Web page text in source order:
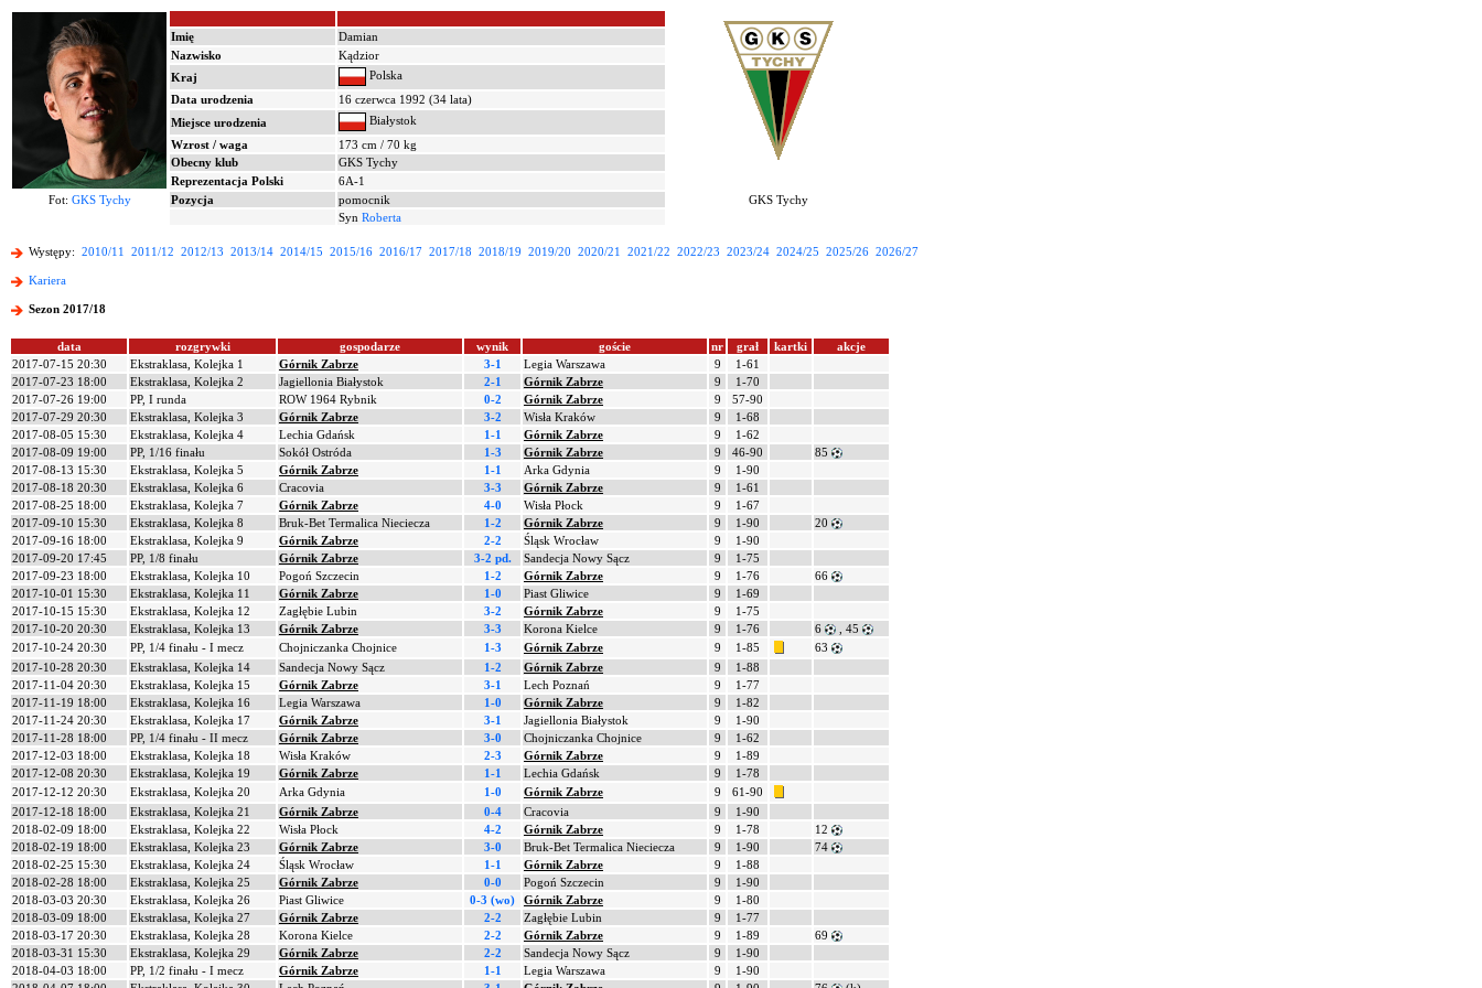
Imię
Damian
Nazwisko
Kądzior
Kraj
Polska
Data urodzenia
16 czerwca 1992 (34 lata)
Miejsce urodzenia
Białystok
Wzrost / waga
173 cm / 70 kg
Obecny klub
GKS Tychy
Reprezentacja Polski
6A-1
Fot: GKS Tychy Pozycja pomocnik
GKS Tychy
Syn Roberta
Występy: 2010/11 2011/12 2012/13 2013/14 2014/15 2015/16 2016/17 2017/18 2018/19 2019/20 2020/21 2021/22 2022/23 2023/24 2024/25 2025/26 2026/27
Kariera
Sezon 2017/18
data rozgrywki gospodarze wynik goście nr grał kartki
akcje
2017-07-15 20:30
Ekstraklasa, Kolejka 1 Górnik Zabrze 3-1 Legia Warszawa 9
1-61
2017-07-23 18:00
Ekstraklasa, Kolejka 2 Jagiellonia Białystok 2-1 Górnik Zabrze 9
1-70
2017-07-26 19:00
PP, I runda ROW 1964 Rybnik 0-2 Górnik Zabrze 9
57-90
2017-07-29 20:30
Ekstraklasa, Kolejka 3 Górnik Zabrze 3-2 Wisła Kraków 9
1-68
2017-08-05 15:30
Ekstraklasa, Kolejka 4 Lechia Gdańsk 1-1 Górnik Zabrze 9
1-62
2017-08-09 19:00
PP, 1/16 finału Sokół Ostróda 1-3 Górnik Zabrze 9 46-90
85
2017-08-13 15:30
Ekstraklasa, Kolejka 5 Górnik Zabrze 1-1 Arka Gdynia 9
1-90
2017-08-18 20:30
Ekstraklasa, Kolejka 6 Cracovia 3-3 Górnik Zabrze 9
1-61
2017-08-25 18:00
Ekstraklasa, Kolejka 7 Górnik Zabrze 4-0 Wisła Płock 9
1-67
2017-09-10 15:30
Ekstraklasa, Kolejka 8 Bruk-Bet Termalica Nieciecza 1-2 Górnik Zabrze 9 1-90
20
2017-09-16 18:00
Ekstraklasa, Kolejka 9 Górnik Zabrze 2-2 Śląsk Wrocław 9
1-90
2017-09-20 17:45
PP, 1/8 finału Górnik Zabrze 3-2 pd. Sandecja Nowy Sącz 9
1-75
2017-09-23 18:00
Ekstraklasa, Kolejka 10 Pogoń Szczecin 1-2 Górnik Zabrze 9 1-76
66
2017-10-01 15:30
Ekstraklasa, Kolejka 11 Górnik Zabrze 1-0 Piast Gliwice 9
1-69
2017-10-15 15:30
Ekstraklasa, Kolejka 12 Zagłębie Lubin 3-2 Górnik Zabrze 9
1-75
2017-10-20 20:30
Ekstraklasa, Kolejka 13 Górnik Zabrze 3-3 Korona Kielce 9 1-76 6
, 45
2017-10-24 20:30
PP, 1/4 finału - I mecz Chojniczanka Chojnice 1-3 Górnik Zabrze 9 1-85
63
2017-10-28 20:30
Ekstraklasa, Kolejka 14 Sandecja Nowy Sącz 1-2 Górnik Zabrze 9
1-88
2017-11-04 20:30
Ekstraklasa, Kolejka 15 Górnik Zabrze 3-1 Lech Poznań 9
1-77
2017-11-19 18:00
Ekstraklasa, Kolejka 16 Legia Warszawa 1-0 Górnik Zabrze 9
1-82
2017-11-24 20:30
Ekstraklasa, Kolejka 17 Górnik Zabrze 3-1 Jagiellonia Białystok 9
1-90
2017-11-28 18:00
PP, 1/4 finału - II mecz Górnik Zabrze 3-0 Chojniczanka Chojnice 9
1-62
2017-12-03 18:00
Ekstraklasa, Kolejka 18 Wisła Kraków 2-3 Górnik Zabrze 9
1-89
2017-12-08 20:30
Ekstraklasa, Kolejka 19 Górnik Zabrze 1-1 Lechia Gdańsk 9
1-78
2017-12-12 20:30
Ekstraklasa, Kolejka 20 Arka Gdynia 1-0 Górnik Zabrze 9
61-90
2017-12-18 18:00
Ekstraklasa, Kolejka 21 Górnik Zabrze 0-4 Cracovia 9
1-90
2018-02-09 18:00
Ekstraklasa, Kolejka 22 Wisła Płock 4-2 Górnik Zabrze 9 1-78
12
2018-02-19 18:00
Ekstraklasa, Kolejka 23 Górnik Zabrze 3-0 Bruk-Bet Termalica Nieciecza 9 1-90
74
2018-02-25 15:30
Ekstraklasa, Kolejka 24 Śląsk Wrocław 1-1 Górnik Zabrze 9
1-88
2018-02-28 18:00
Ekstraklasa, Kolejka 25 Górnik Zabrze 0-0 Pogoń Szczecin 9
1-90
2018-03-03 20:30
Ekstraklasa, Kolejka 26 Piast Gliwice 0-3 (wo) Górnik Zabrze 9
1-80
2018-03-09 18:00
Ekstraklasa, Kolejka 27 Górnik Zabrze 2-2 Zagłębie Lubin 9
1-77
2018-03-17 20:30
Ekstraklasa, Kolejka 28 Korona Kielce 2-2 Górnik Zabrze 9 1-89
69
2018-03-31 15:30
Ekstraklasa, Kolejka 29 Górnik Zabrze 2-2 Sandecja Nowy Sącz 9
1-90
2018-04-03 18:00
PP, 1/2 finału - I mecz Górnik Zabrze 1-1 Legia Warszawa 9
1-90